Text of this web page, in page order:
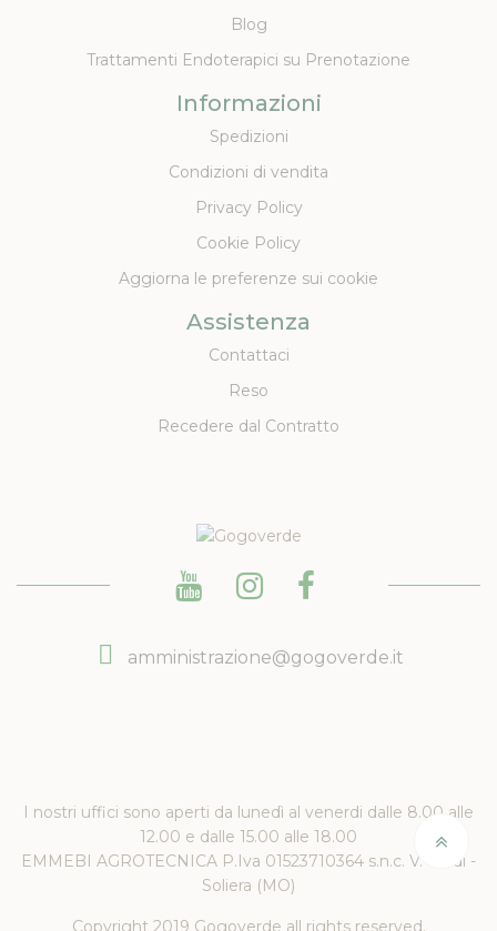
Blog
Trattamenti Endoterapici su Prenotazione
Informazioni
Spedizioni
Condizioni di vendita
Privacy Policy
Cookie Policy
Aggiorna le preferenze sui cookie
Assistenza
Contattaci
Reso
Recedere dal Contratto
amministrazione@gogoverde.it
I nostri uffici sono aperti da lunedì al venerdi dalle 8.00 alle
12.00 e dalle 15.00 alle 18.00
EMMEBI AGROTECNICA P.Iva 01523710364 s.n.c. V. Verdi -
Soliera (MO)
Copyright 2019 Gogoverde all rights reserved.